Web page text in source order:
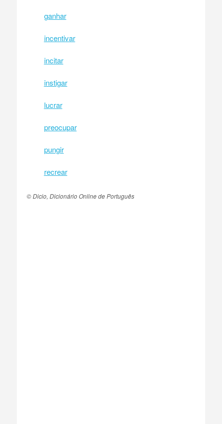
ganhar
incentivar
incitar
instigar
lucrar
preocupar
pungir
recrear
© Dicio, Dicionário Online de Português